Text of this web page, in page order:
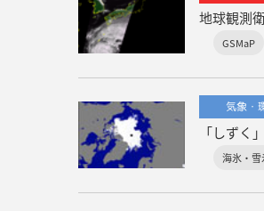
地球観測
GSMaP
気象・
「しず
海氷・雪